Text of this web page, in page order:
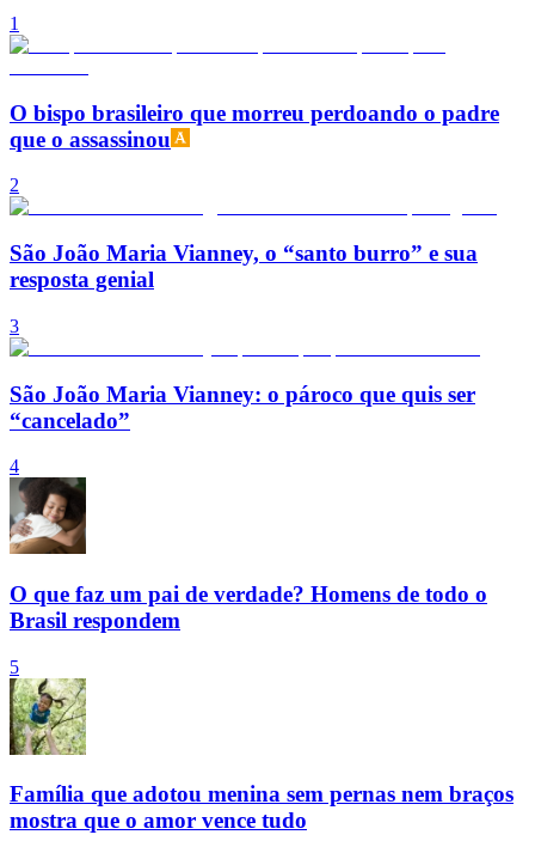
1
O bispo brasileiro que morreu perdoando o padre
que o assassinou
2
São João Maria Vianney, o “santo burro” e sua
resposta genial
3
São João Maria Vianney: o pároco que quis ser
“cancelado”
4
O que faz um pai de verdade? Homens de todo o
Brasil respondem
5
Família que adotou menina sem pernas nem braços
mostra que o amor vence tudo